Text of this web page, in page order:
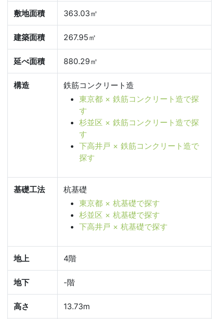
敷地面積 363.03㎡
建築面積 267.95㎡
延べ面積 880.29㎡
構造
鉄筋コンクリート造
東京都 × 鉄筋コンクリート造で探
す
杉並区 × 鉄筋コンクリート造で探
す
下高井戸 × 鉄筋コンクリート造で
探す
基礎工法
杭基礎
東京都 × 杭基礎で探す
杉並区 × 杭基礎で探す
下高井戸 × 杭基礎で探す
地上 4階
地下 -階
高さ 13.73m